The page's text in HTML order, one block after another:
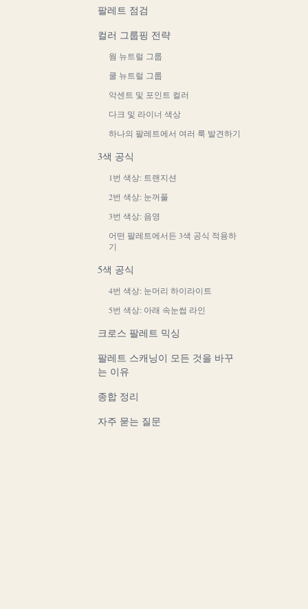
팔레트 점검
컬러 그룹핑 전략
웜 뉴트럴 그룹
쿨 뉴트럴 그룹
악센트 및 포인트 컬러
다크 및 라이너 색상
하나의 팔레트에서 여러 룩 발견하기
3색 공식
1번 색상: 트랜지션
2번 색상: 눈꺼풀
3번 색상: 음영
어떤 팔레트에서든 3색 공식 적용하
기
5색 공식
4번 색상: 눈머리 하이라이트
5번 색상: 아래 속눈썹 라인
크로스 팔레트 믹싱
팔레트 스캐닝이 모든 것을 바꾸
는 이유
종합 정리
자주 묻는 질문